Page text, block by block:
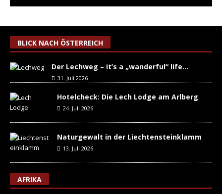
BLICK NACH ÖSTERREICH
Der Lechweg – it’s a „wanderful“ life…
31. Juli 2026
Hotelcheck: Die Lech Lodge am Arlberg
24. Juli 2026
Naturgewalt in der Liechtensteinklamm
13. Juli 2026
AFRIKA